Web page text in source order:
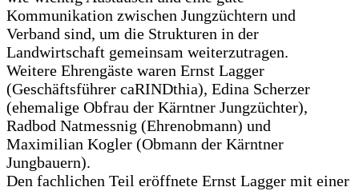
Kommunikation zwischen Jungzüchtern und
Verband sind, um die Strukturen in der
Landwirtschaft gemeinsam weiterzutragen.
Weitere Ehrengäste waren Ernst Lagger
(Geschäftsführer caRINDthia), Edina Scherzer
(ehemalige Obfrau der Kärntner Jungzüchter),
Radbod Natmessnig (Ehrenobmann) und
Maximilian Kogler (Obmann der Kärntner
Jungbauern).
Den fachlichen Teil eröffnete Ernst Lagger mit einer